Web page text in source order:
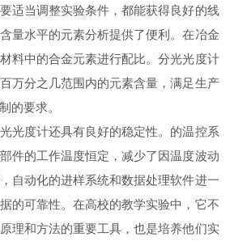
适当调整实验条件，都能获得良好的线
量水平的元素分析提供了便利。在冶金
料中的合金元素进行配比。分光光度计
万分之几范围内的元素含量，满足生产
的要求。
度计还具有良好的稳定性。的温控系
件的工作温度恒定，减少了因温度波动
自动化的进样系统和数据处理软件进一
的可靠性。在高校的教学实验中，它不
理和方法的重要工具，也是培养他们实